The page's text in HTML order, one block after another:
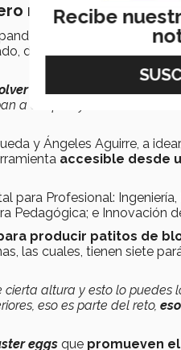
no el aprendizaje
de COVID-19, para
debido a que
las
un proyecto real en
a aceptar y en el Tec no
y Ángeles Aguirre, a
accesible desde
para Profesional:
Pedagógica; e Innovación
producir patitos de
las cuales, tienen siete
cierta altura y esto lo
eso es parte del reto,
eggs que promueven
Recibe